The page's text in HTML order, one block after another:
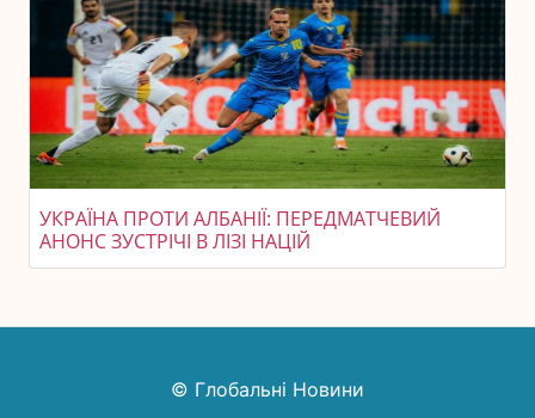
УКРАЇНА ПРОТИ АЛБАНІЇ: ПЕРЕДМАТЧЕВИЙ
АНОНС ЗУСТРІЧІ В ЛІЗІ НАЦІЙ
© Глобальні Новини